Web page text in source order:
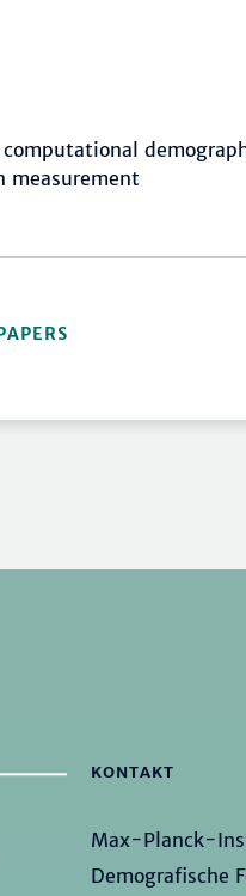
measurement
KONTAKT
Max-Planck-
Demografische